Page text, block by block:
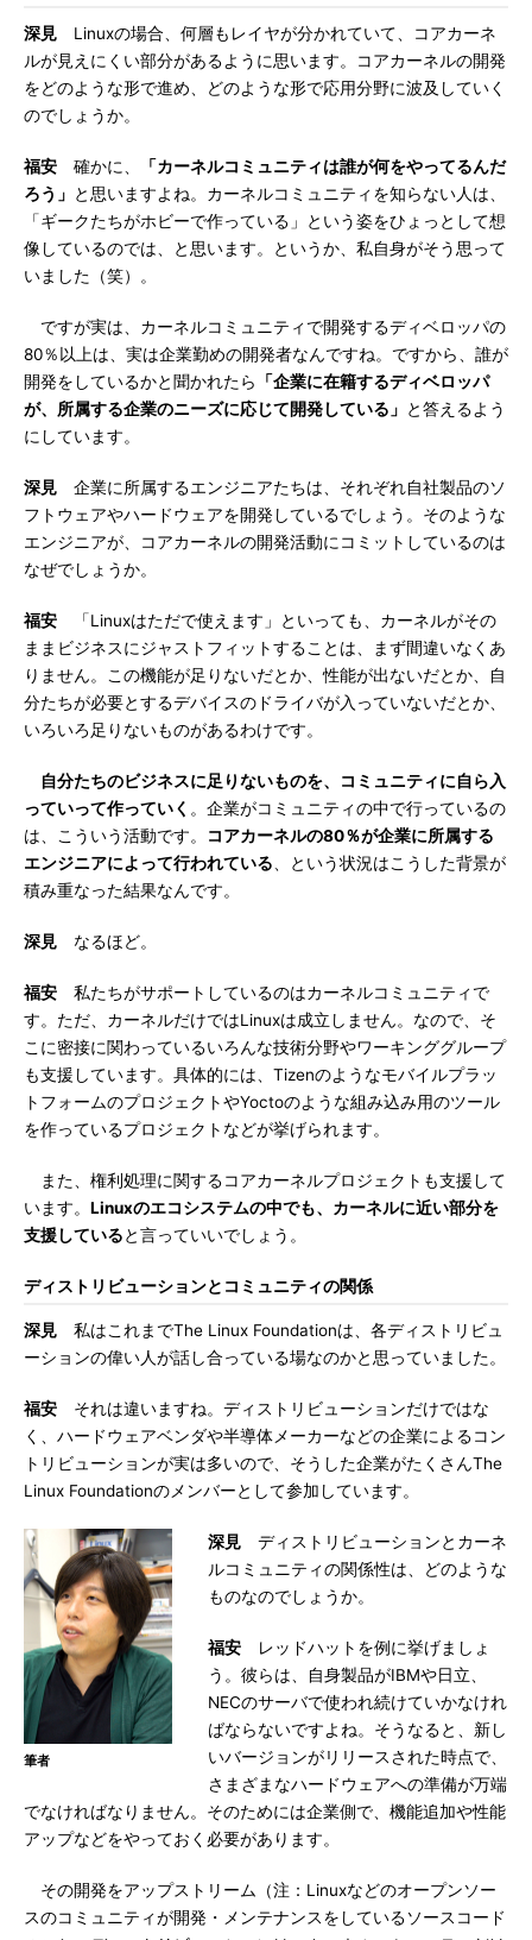
深見 Linuxの場合、何層もレイヤが分かれていて、コアカーネ
ルが見えにくい部分があるように思います。コアカーネルの開発
をどのような形で進め、どのような形で応用分野に波及していく
のでしょうか。
福安 確かに、
「カーネルコミュニティは誰が何をやってるんだ
ろう」 と思いますよね。カーネルコミュニティを知らない人は、
「ギークたちがホビーで作っている」という姿をひょっとして想
像しているのでは、と思います。というか、私自身がそう思って
いました（笑）。
ですが実は、カーネルコミュニティで開発するディベロッパの
80％以上は、実は企業勤めの開発者なんですね。ですから、誰が
開発をしているかと聞かれたら
「企業に在籍するディベロッパ
が、所属する企業のニーズに応じて開発している」 と答えるよう
にしています。
深見 企業に所属するエンジニアたちは、それぞれ自社製品のソ
フトウェアやハードウェアを開発しているでしょう。そのような
エンジニアが、コアカーネルの開発活動にコミットしているのは
なぜでしょうか。
福安 「Linuxはただで使えます」といっても、カーネルがその
ままビジネスにジャストフィットすることは、まず間違いなくあ
りません。この機能が足りないだとか、性能が出ないだとか、自
分たちが必要とするデバイスのドライバが入っていないだとか、
いろいろ足りないものがあるわけです。
自分たちのビジネスに足りないものを、コミュニティに自ら入
っていって作っていく 。企業がコミュニティの中で行っているの
は、こういう活動です。
コアカーネルの80％が企業に所属する
エンジニアによって行われている 、という状況はこうした背景が
積み重なった結果なんです。
深見 なるほど。
福安 私たちがサポートしているのはカーネルコミュニティで
す。ただ、カーネルだけではLinuxは成立しません。なので、そ
こに密接に関わっているいろんな技術分野やワーキンググループ
も支援しています。具体的には、Tizenのようなモバイルプラッ
トフォームのプロジェクトやYoctoのような組み込み用のツール
を作っているプロジェクトなどが挙げられます。
また、権利処理に関するコアカーネルプロジェクトも支援して
います。 Linuxのエコシステムの中でも、カーネルに近い部分を
支援していると言っていいでしょう。
ディストリビューションとコミュニティの関係
深見 私はこれまでThe Linux Foundationは、各ディストリビュ
ーションの偉い人が話し合っている場なのかと思っていました。
福安 それは違いますね。ディストリビューションだけではな
く、ハードウェアベンダや半導体メーカーなどの企業によるコン
トリビューションが実は多いので、そうした企業がたくさんThe
Linux Foundationのメンバーとして参加しています。
筆者
深見 ディストリビューションとカーネ
ルコミュニティの関係性は、どのような
ものなのでしょうか。
福安 レッドハットを例に挙げましょ
う。彼らは、自身製品がIBMや日立、
NECのサーバで使われ続けていかなけれ
ばならないですよね。そうなると、新し
いバージョンがリリースされた時点で、
さまざまなハードウェアへの準備が万端
でなければなりません。そのためには企業側で、機能追加や性能
アップなどをやっておく必要があります。
その開発をアップストリーム（注：Linuxなどのオープンソー
スのコミュニティが開発・メンテナンスをしているソースコード